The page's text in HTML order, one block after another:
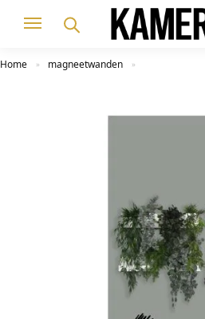
Home » magneetwanden »